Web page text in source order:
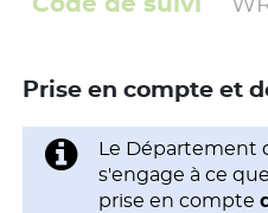
Code de suivi
Prise en compte et
Le Département
s'engage à ce
prise en compte